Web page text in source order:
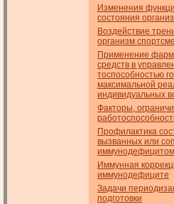
Изменения
состояния
Воздействие
организм
Применение
средств в
тоспособностью
максимальной
индивидуальных
Факторы,
Профилактика
вызванных или
иммунодефицитом
Иммунная
иммунодефиците
Задачи
подготовки